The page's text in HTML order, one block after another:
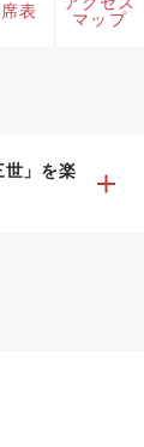
表
マップ
世」を楽